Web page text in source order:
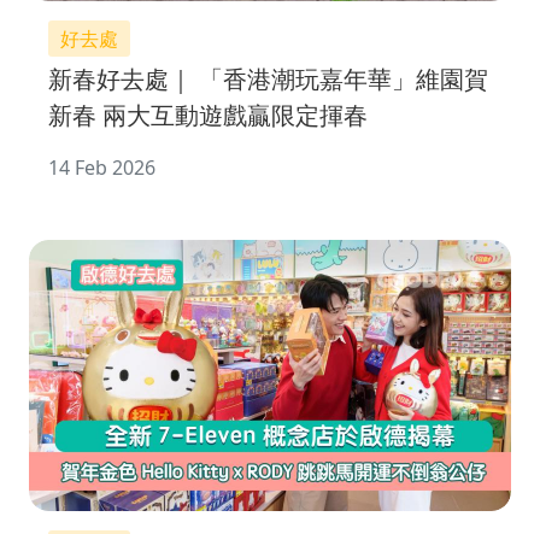
好去處
新春好去處｜ 「香港潮玩嘉年華」維園賀
新春 兩大互動遊戲贏限定揮春
14 Feb 2026